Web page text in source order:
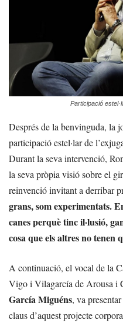
Participació
Després de la benvinguda, la
participació estel·lar de
Durant la seva intervenció,
la seva pròpia visió sobre el
reinvenció invitant a derribar
grans, som experimentats.
canes perquè tinc il·lusió,
cosa que els altres no tenen
A continuació, el vocal de la
Vigo i Vilagarcía de Arousa i
García Miguéns, va
claus d’aquest projecte